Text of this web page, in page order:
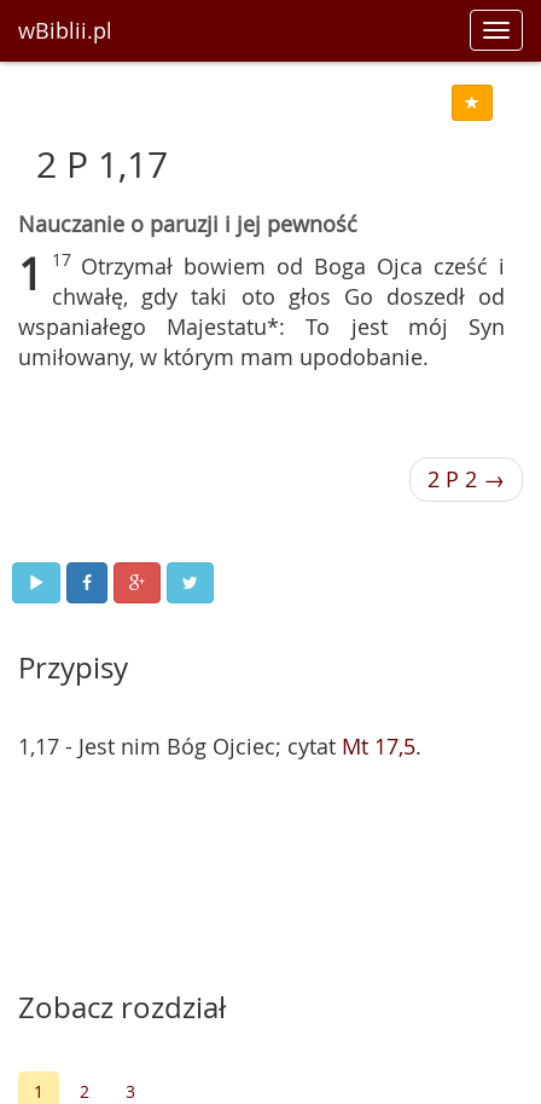
wBiblii.pl
2 P 1,17
Nauczanie o paruzji i jej pewność
1 17 Otrzymał bowiem od Boga Ojca cześć i
chwałę, gdy taki oto głos Go doszedł od
wspaniałego Majestatu*: To jest mój Syn
umiłowany, w którym mam upodobanie.
2 P 2 →
Przypisy
1,17 - Jest nim Bóg Ojciec; cytat Mt 17,5.
Zobacz rozdział
1 2 3